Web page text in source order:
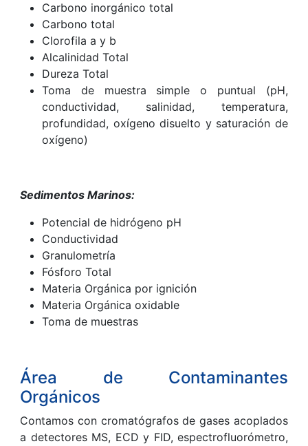
Carbono inorgánico total
Carbono total
Clorofila a y b
Alcalinidad Total
Dureza Total
Toma de muestra simple o puntual (pH,
conductividad, salinidad, temperatura,
profundidad, oxígeno disuelto y saturación de
oxígeno)
Sedimentos Marinos:
Potencial de hidrógeno pH
Conductividad
Granulometría
Fósforo Total
Materia Orgánica por ignición
Materia Orgánica oxidable
Toma de muestras
Área de Contaminantes
Orgánicos
Contamos con cromatógrafos de gases acoplados
a detectores MS, ECD y FID, espectrofluorómetro,